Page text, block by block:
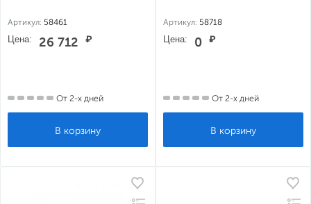
Артикул: 58461
Цена: 26 712 ₽
От 2-х дней
Артикул: 58718
Цена: 0 ₽
От 2-х дней